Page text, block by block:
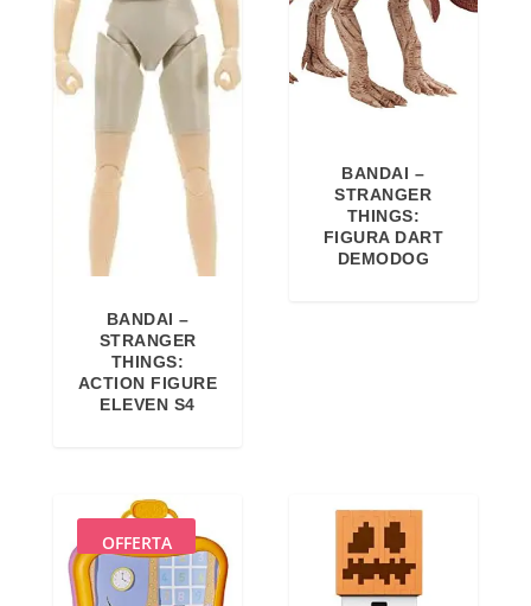
BANDAI –
STRANGER
THINGS:
ACTION FIGURE
ELEVEN S4
BANDAI –
STRANGER
THINGS:
FIGURA DART
DEMODOG
OFFERTA